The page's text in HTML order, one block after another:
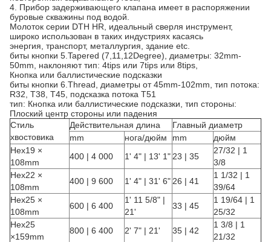
4. Прибор задерживающего клапана имеет в распоряжении
буровые скважины под водой.
Молоток серии DTH HR, идеальный сверля инструмент,
широко использован в таких индустриях касаясь
энергия, транспорт, металлургия, здание etc.
биты кнопки 5.Tapered (7,11,12Degree), диаметры: 32mm-
50mm, наклоняют тип: 4tips или 7tips или 8tips,
Кнопка или баллистические подсказки
биты кнопки 6.Thread, диаметры от 45mm-102mm, тип потока:
R32, T38, T45, подсказка потока T51
тип: Кнопка или баллистические подсказки, тип стороны:
Плоский центр стороны или падения
Стиль
хвостовика
Действительная длина
Главный диаметр
mm
нога/дюйм mm
дюйм
Hex19 ×
108mm
400 | 4 000 1' 4" | 13' 1" 23 | 35
27/32 | 1
3/8
Hex22 ×
108mm
400 | 9 600 1' 4" | 31' 6" 26 | 41
1 1/32 | 1
39/64
Hex25 ×
108mm
600 | 6 400
1' 11 5/8" |
21'
33 | 45
1 19/64 | 1
25/32
Hex25
×159mm
800 | 6 400 2' 7" | 21' 35 | 42
1 3/8 | 1
21/32